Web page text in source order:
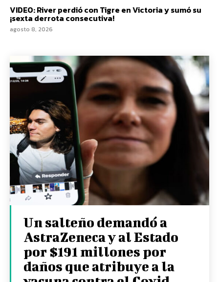
VIDEO: River perdió con Tigre en Victoria y sumó su
¡sexta derrota consecutiva!
agosto 8, 2026
Un salteño demandó a
AstraZeneca y al Estado
por $191 millones por
daños que atribuye a la